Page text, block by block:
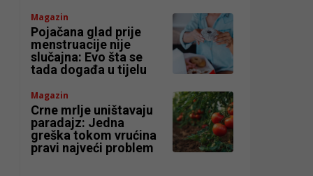
Magazin
Pojačana glad prije
menstruacije nije
slučajna: Evo šta se
tada događa u tijelu
Magazin
Crne mrlje uništavaju
paradajz: Jedna
greška tokom vrućina
pravi najveći problem